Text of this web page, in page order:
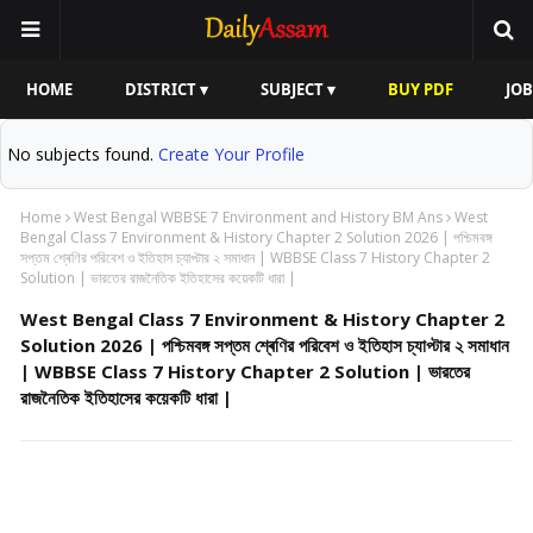
HOME DISTRICT ▾ SUBJECT ▾ BUY PDF
No subjects found. Create Your Profile
Home West Bengal WBBSE 7 Environment and History BM Ans West
Bengal Class 7 Environment & History Chapter 2 Solution 2026 | পশ্চিমবঙ্গ
সপ্তম শ্ৰেণির পরিবেশ ও ইতিহাস চ্যাপ্টার ২ সমাধান | WBBSE Class 7 History Chapter 2
Solution | ভারতের রাজনৈতিক ইতিহাসের কয়েকটি ধারা |
West Bengal Class 7 Environment & History Chapter 2
Solution 2026 | পশ্চিমবঙ্গ সপ্তম শ্ৰেণির পরিবেশ ও ইতিহাস চ্যাপ্টার ২ সমাধান
| WBBSE Class 7 History Chapter 2 Solution | ভারতের
রাজনৈতিক ইতিহাসের কয়েকটি ধারা |